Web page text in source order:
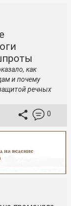
как
и почему
речных
0